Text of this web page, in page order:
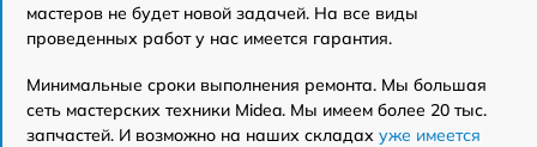
мастеров не будет новой задачей. На все виды
проведенных работ у нас имеется гарантия.
Минимальные сроки выполнения ремонта. Мы большая
сеть мастерских техники Midea. Мы имеем более 20 тыс.
запчастей. И возможно на наших складах уже имеется